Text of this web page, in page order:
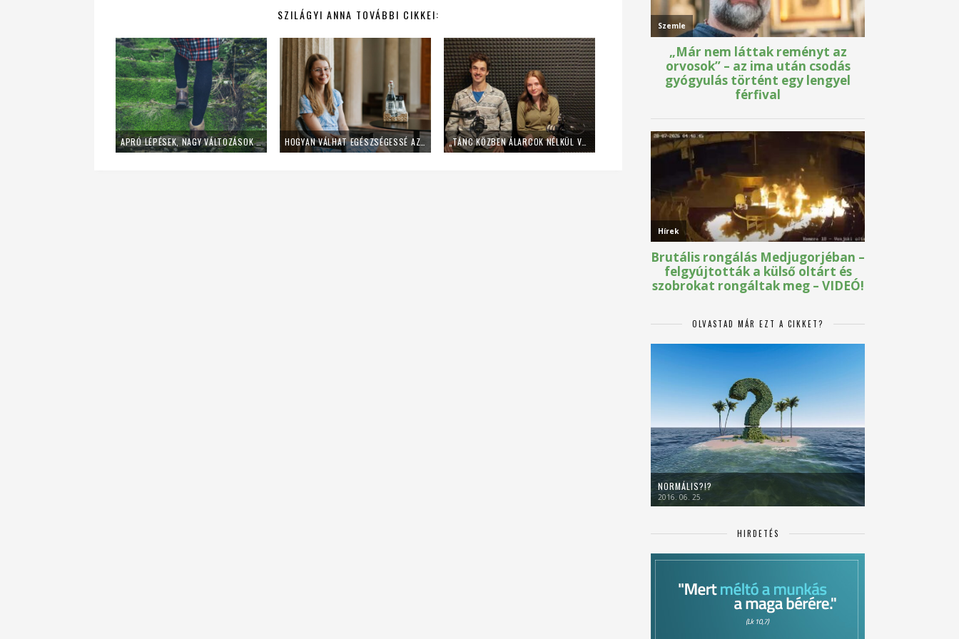
SZILÁGYI ANNA TOVÁBBI CIKKEI:
APRÓ LÉPÉSEK, NAGY VÁLTOZÁSOK – ÍGY VEDD KI A KAVICSOT A CIPŐDBŐL! HOGYAN VÁLHAT EGÉSZSÉGESSÉ AZ ISTENKÉPÜNK? – SCHINDLER ZSÓFIA PSZICHOLÓGUS GONDOLATAI „TÁNC KÖZBEN ÁLARCOK NÉLKÜL VAGY JELEN” – BESZÉLGETÉS KÉT HÍVŐ TÁNCMŰVÉSSZEL
OLVASTAD MÁR EZT A CIKKET?
NORMÁLIS?!?
2016. 06. 25.
HIRDETÉS